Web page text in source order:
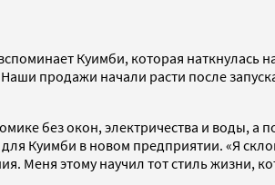
Куимби, которая наткнулась
продажи начали расти после
без окон, электричества и воды, а
Куимби в новом предприятии. «Я
Меня этому научил тот стиль жизни,